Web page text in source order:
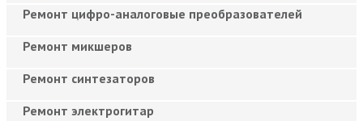
Ремонт цифро-аналоговые преобразователей
Ремонт микшеров
Ремонт синтезаторов
Ремонт электрогитар